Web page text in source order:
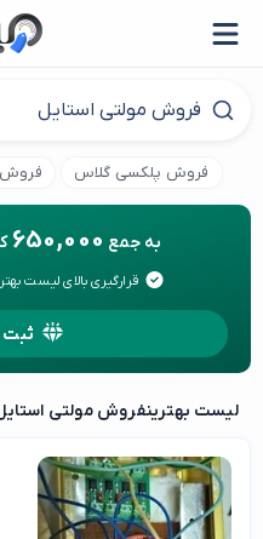
فروش پلکسی گلاس فروش
به جمع 650,000
قرارگیری بالای لیست
لیست بهترینفروش مولتی